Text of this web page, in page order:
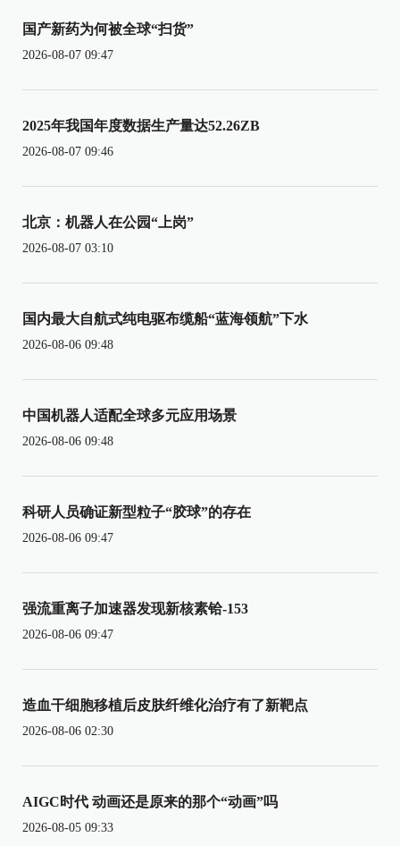
国产新药为何被全球“扫货”
2026-08-07 09:47
2025年我国年度数据生产量达52.26ZB
2026-08-07 09:46
北京：机器人在公园“上岗”
2026-08-07 03:10
国内最大自航式纯电驱布缆船“蓝海领航”下水
2026-08-06 09:48
中国机器人适配全球多元应用场景
2026-08-06 09:48
科研人员确证新型粒子“胶球”的存在
2026-08-06 09:47
强流重离子加速器发现新核素铪-153
2026-08-06 09:47
造血干细胞移植后皮肤纤维化治疗有了新靶点
2026-08-06 02:30
AIGC时代 动画还是原来的那个“动画”吗
2026-08-05 09:33